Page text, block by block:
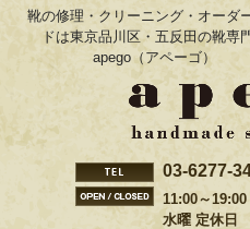
靴の修理・クリーニング・オーダ
ドは東京品川区・五反田の靴専
apego（アペーゴ）
03-6277-
11:00～19:00
水曜 定休日